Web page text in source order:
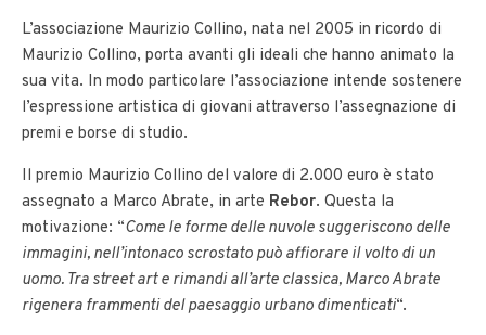
L’associazione Maurizio Collino, nata nel 2005 in ricordo di
Maurizio Collino, porta avanti gli ideali che hanno animato la
sua vita. In modo particolare l’associazione intende sostenere
l’espressione artistica di giovani attraverso l’assegnazione di
premi e borse di studio.
Il premio Maurizio Collino del valore di 2.000 euro è stato
assegnato a Marco Abrate, in arte Rebor. Questa la
motivazione: “Come le forme delle nuvole suggeriscono delle
immagini, nell’intonaco scrostato può affiorare il volto di un
uomo. Tra street art e rimandi all’arte classica, Marco Abrate
rigenera frammenti del paesaggio urbano dimenticati“.